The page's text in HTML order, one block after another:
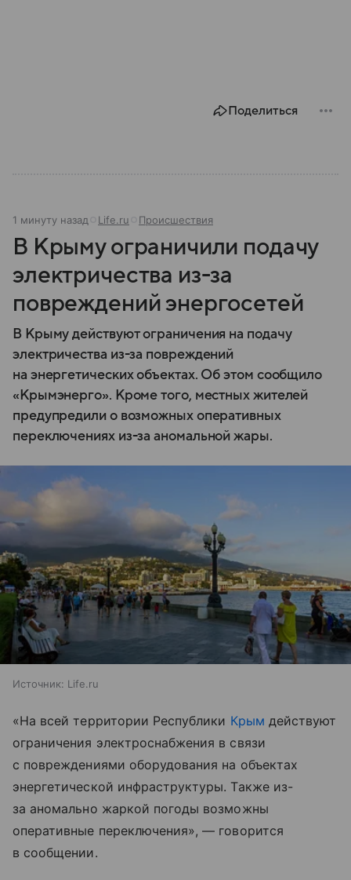
Поделиться
1 минуту назад Life.ru Происшествия
В Крыму ограничили подачу
электричества из-за
повреждений энергосетей
В Крыму действуют ограничения на подачу
электричества из-за повреждений
на энергетических объектах. Об этом сообщило
«Крымэнерго». Кроме того, местных жителей
предупредили о возможных оперативных
переключениях из-за аномальной жары.
Источник: Life.ru
«На всей территории Республики Крым действуют
ограничения электроснабжения в связи
с повреждениями оборудования на объектах
энергетической инфраструктуры. Также из-
за аномально жаркой погоды возможны
оперативные переключения», — говорится
в сообщении.